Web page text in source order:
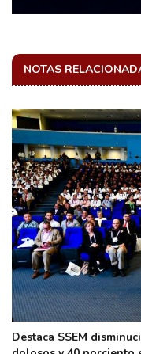
NOTAS
Destaca SSEM